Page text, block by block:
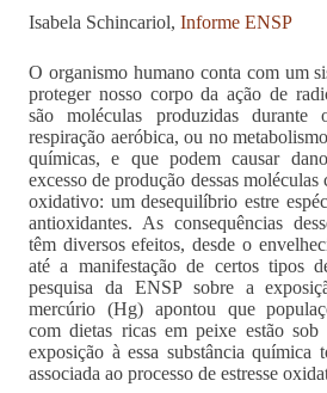
Isabela Schincariol, Informe ENSP
O organismo humano conta com um
proteger nosso corpo da ação de
são moléculas produzidas durante
respiração aeróbica, ou no
químicas, e que podem causar
excesso de produção dessas moléculas
oxidativo: um desequilíbrio estre
antioxidantes. As consequências
têm diversos efeitos, desde o
até a manifestação de certos tipos
pesquisa da ENSP sobre a
mercúrio (Hg) apontou que
com dietas ricas em peixe estão
exposição à essa substância química
associada ao processo de estresse